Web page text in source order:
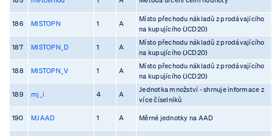
186 MISTOPN 1 A
Místo přechodu nákladů z prodávajícího
na kupujícího (JCD20)
187 MISTOPN_D 1 A
Místo přechodu nákladů z prodávajícího
na kupujícího (JCD20)
188 MISTOPN_V 1 A
Místo přechodu nákladů z prodávajícího
na kupujícího (JCD20)
189 mj_i 4 A
Jednotka množství - shrnuje informace z
více číselníků
190 MJAAD 1 A Měrné jednotky na AAD